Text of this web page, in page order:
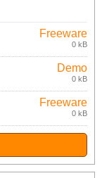
Freeware
0 kB
Demo
0 kB
Freeware
0 kB